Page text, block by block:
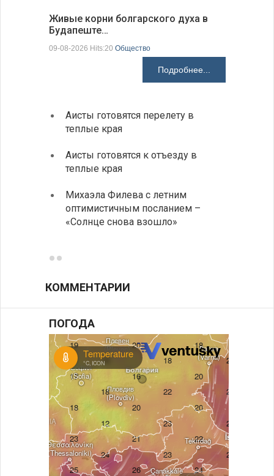
Живые корни болгарского духа в
Будапеште…
09-08-2026 Hits:20 Общество
Подробнее...
Аисты готовятся перелету в
теплые края
Аисты готовятся к отъезду в
теплые края
Михаэла Филева с летним
оптимистичным посланием –
«Солнце снова взошло»
КОММЕНТАРИИ
ПОГОДА